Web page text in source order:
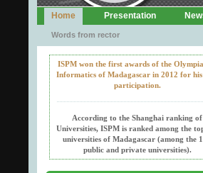
Home Presentation
Words from rector
ISPM won the first awards of the
Informatics of Madagascar in 2012 for
participation.
According to the Shanghai ranking of
Universities, ISPM is ranked among the
universities of Madagascar (among the
public and private universities).